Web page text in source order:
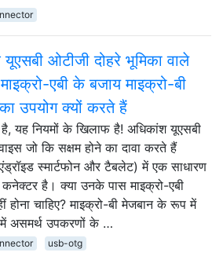
ओटीजी दोहरे भूमिका वाले
एबी के बजाय माइक्रो-बी
उपयोग क्यों करते हैं
यह नियमों के खिलाफ है! अधिकांश यूएसबी
जो कि सक्षम होने का दावा करते हैं
स्मार्टफोन और टैबलेट) में एक साधारण
कनेक्टर है। क्या उनके पास माइक्रो-एबी
होना चाहिए? माइक्रो-बी मेजबान के रूप में
में असमर्थ उपकरणों के …
usb-otg